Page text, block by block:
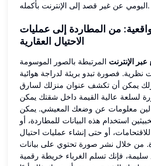
اليومي عن غير قصد إلى الإنترنت بأكمله.
من المطاردة إلى عمليات
الاحتيال العقارية
الإنترنت المرتبطة بالصور الموسومة
نظرية. فصورة تبدو بريئة لدراجة هوائية
يمكن أن تكشف عنوان منزلك لسارق
لسلعة عالية القيمة داخل شقتك يمكن
معلومات عن وضعك المعيشي. يمكن
استخدام هذه البيانات للمطاردة، أو
أو حتى إنشاء عمليات احتيال
من خلال نشر صورة تحتوي على بيانات
سليمة، فإنك تسلم الغرباء خريطة رقمية